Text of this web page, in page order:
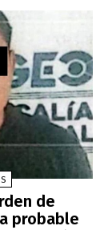
de
probable